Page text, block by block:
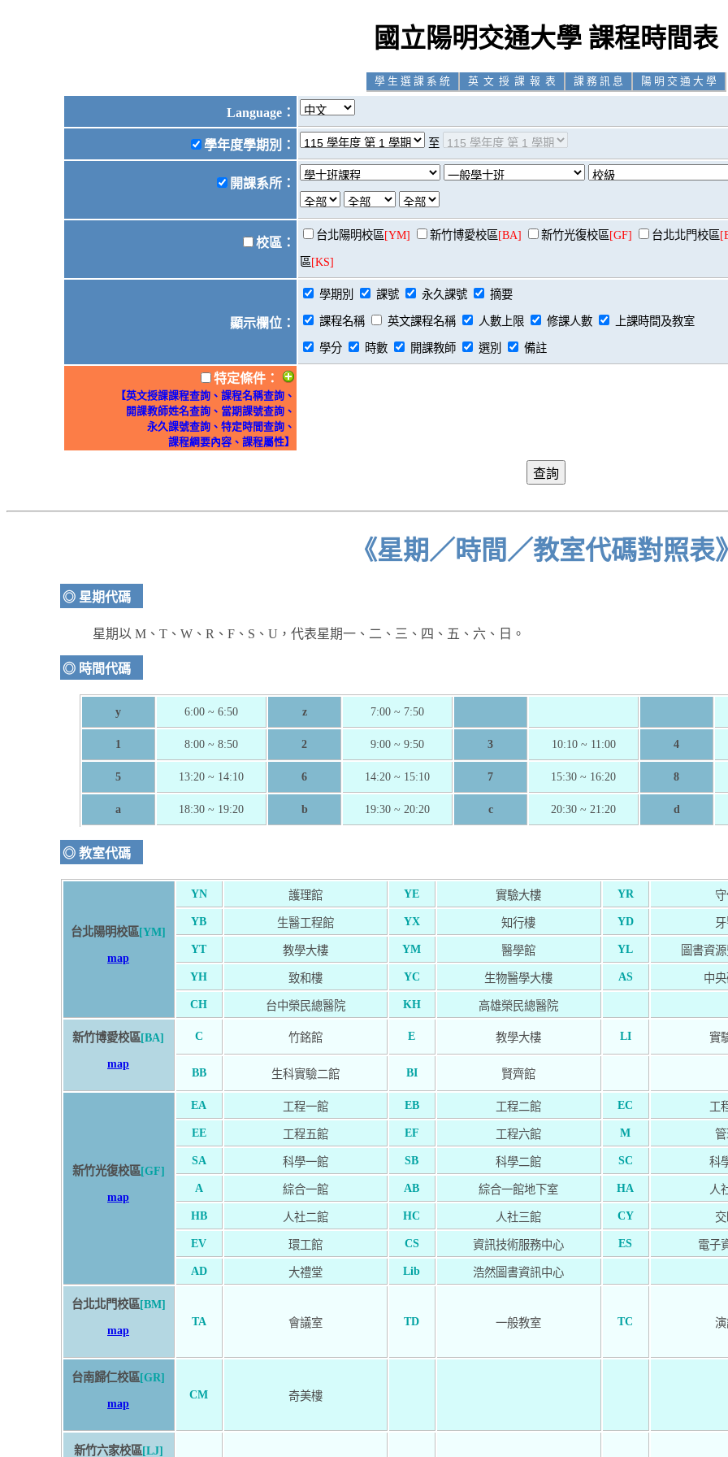
國立陽明交通大學 課程時間表
學 生 選 課 系 統 英 文 授 課 報 表 課 務 訊 息 陽 明 交 通 大 學
Language：
學年度學期別 ： 至
開課系所 ：
校區 ：
台北陽明校區[YM] 新竹博愛校區[BA] 新竹光復校區[GF] 台北北門校區
區[KS]
顯示欄位 ：
學期別 課號 永久課號 摘要
課程名稱 英文課程名稱 人數上限 修課人數 上課時間及教室
學分 時數 開課教師 選別 備註
特定條件 ：
【英文授課課程查詢、課程名稱查詢、
開課教師姓名查詢、當期課號查詢、
永久課號查詢、特定時間查詢、
課程綱要內容、課程屬性】
《星期／時間／教室代碼對照表
◎ 星期代碼
星期以 M、T、W、R、F、S、U，代表星期一、二、三、四、五、六、日。
◎ 時間代碼
y 6:00 ~ 6:50 z 7:00 ~ 7:50
1 8:00 ~ 8:50 2 9:00 ~ 9:50 3 10:10 ~ 11:00 4
5 13:20 ~ 14:10 6 14:20 ~ 15:10 7 15:30 ~ 16:20 8
a 18:30 ~ 19:20 b 19:30 ~ 20:20 c 20:30 ~ 21:20 d
◎ 教室代碼
台北陽明校區[YM]
map
YN 護理館 YE 實驗大樓 YR
YB
生醫工程館 YX 知行樓 YD
YT
教學大樓 YM 醫學館 YL
圖書資
YH
致和樓 YC 生物醫學大樓 AS
中
CH
台中榮民總醫院 KH 高雄榮民總醫院
新竹博愛校區[BA]
map
C 竹銘館 E 教學大樓 LI 實
BB 生科實驗二館 BI 賢齊館
新竹光復校區[GF]
map
EA 工程一館 EB 工程二館 EC
工
EE
工程五館 EF 工程六館 M
SA
科學一館 SB 科學二館 SC
科
A
綜合一館 AB 綜合一館地下室 HA
人
HB
人社二館 HC 人社三館 CY
EV
環工館 CS 資訊技術服務中心 ES
電子
AD
大禮堂 Lib 浩然圖書資訊中心
台北北門校區[BM]
map
TA 會議室 TD 一般教室 TC
台南歸仁校區[GR]
map
CM 奇美樓
新竹六家校區[LJ]